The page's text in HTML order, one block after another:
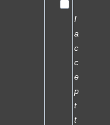
I
a
c
c
e
p
t
t